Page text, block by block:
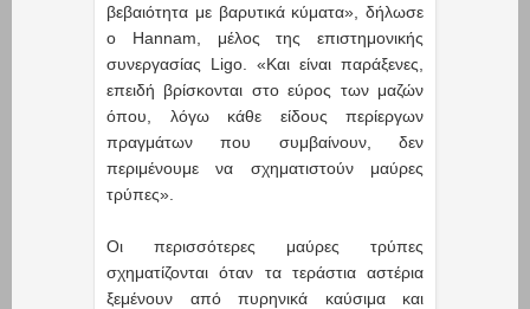
βεβαιότητα με βαρυτικά κύματα», δήλωσε
ο Hannam, μέλος της επιστημονικής
συνεργασίας Ligo. «Και είναι παράξενες,
επειδή βρίσκονται στο εύρος των μαζών
όπου, λόγω κάθε είδους περίεργων
πραγμάτων που συμβαίνουν, δεν
περιμένουμε να σχηματιστούν μαύρες
τρύπες».
Οι περισσότερες μαύρες τρύπες
σχηματίζονται όταν τα τεράστια αστέρια
ξεμένουν από πυρηνικά καύσιμα και